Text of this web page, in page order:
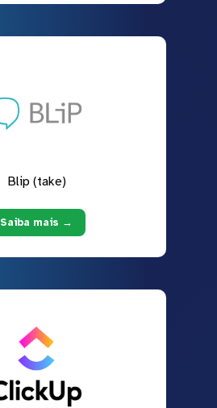
Blip (take)
Saiba mais →